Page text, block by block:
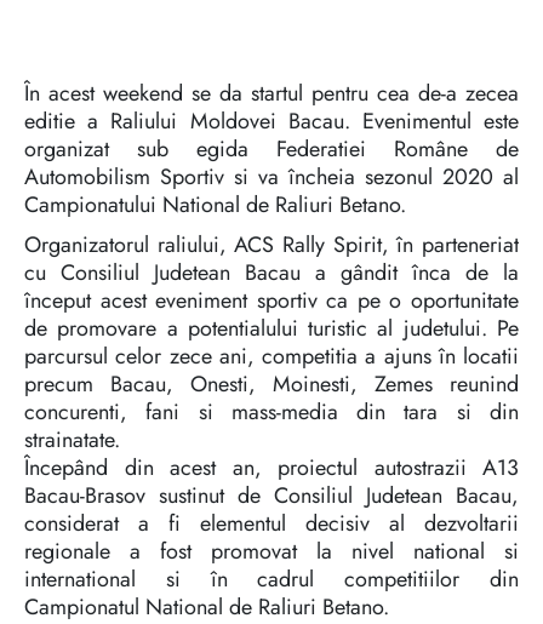
În acest weekend se da startul pentru cea de-a zecea
editie a Raliului Moldovei Bacau. Evenimentul este
organizat sub egida Federatiei Române de
Automobilism Sportiv si va încheia sezonul 2020 al
Campionatului National de Raliuri Betano.
Organizatorul raliului, ACS Rally Spirit, în parteneriat
cu Consiliul Judetean Bacau a gândit înca de la
început acest eveniment sportiv ca pe o oportunitate
de promovare a potentialului turistic al judetului. Pe
parcursul celor zece ani, competitia a ajuns în locatii
precum Bacau, Onesti, Moinesti, Zemes reunind
concurenti, fani si mass-media din tara si din
strainatate.
Începând din acest an, proiectul autostrazii A13
Bacau-Brasov sustinut de Consiliul Judetean Bacau,
considerat a fi elementul decisiv al dezvoltarii
regionale a fost promovat la nivel national si
international si în cadrul competitiilor din
Campionatul National de Raliuri Betano.